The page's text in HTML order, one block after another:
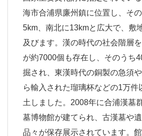
海市合浦県廉州鎮に位置し、そ
5km、南北に13kmと広大で、敷
及びます。漢の時代の社会階層
が約7000個も存在し、そのうち
掘され、東漢時代の銅製の急須
ら輸入された瑠璃杯などの1万件
土しました。2008年に合浦漢墓
墓博物館が建てられ、古漢墓や
品々が保存展示されています。